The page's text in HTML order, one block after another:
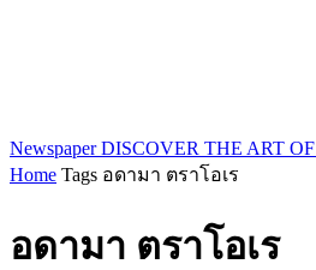
Newspaper DISCOVER THE ART
Home Tags อดามา ตราโอเร
อดามา ตราโอเร